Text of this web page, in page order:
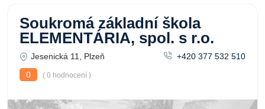
Soukromá základní škola
ELEMENTÁRIA, spol. s r.o.
Jesenická 11, Plzeň
+420 377 532 510
0
( 0 hodnocení )